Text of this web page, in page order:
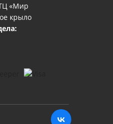
«Мир
крыло